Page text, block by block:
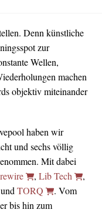
Denn künstliche
zur
Wellen,
machen
objektiv miteinander
haben wir
und sechs völlig
Mit dabei
, Lib Tech
,
und TORQ
. Vom
bis hin zum